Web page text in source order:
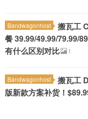
Bandwagonhost
搬瓦工
餐 39.99/49.99/79.99/
有什么区别对比
1
Bandwagonhost
搬瓦工
版新款方案补货！